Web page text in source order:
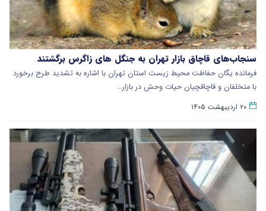
سنجاب‌های قاچاق بازار تهران به جنگل های زاگرس برگشتند
​فرمانده یگان حفاظت محیط زیست استان تهران با اشاره به تشدید طرح برخورد
با متخلفان و قاچاقچیان حیات وحش در بازار…
۲۰ اردیبهشت ۱۴۰۵